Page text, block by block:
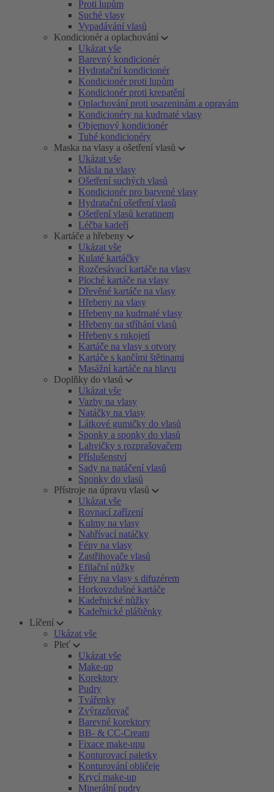
Proti lupům
Suché vlasy
Vypadávání vlasů
Kondicionér a oplachování
Ukázat vše
Barevný kondicionér
Hydratační kondicionér
Kondicionér proti lupům
Kondicionér proti krepatění
Oplachování proti usazeninám a opravám
Kondicionéry na kudrnaté vlasy
Objemový kondicionér
Tuhé kondicionéry
Maska na vlasy a ošetření vlasů
Ukázat vše
Másla na vlasy
Ošetření suchých vlasů
Kondicionér pro barvené vlasy
Hydratační ošetření vlasů
Ošetření vlasů keratinem
Léčba kadeří
Kartáče a hřebeny
Ukázat vše
Kulaté kartáčky
Rozčesávací kartáče na vlasy
Ploché kartáče na vlasy
Dřevěné kartáče na vlasy
Hřebeny na vlasy
Hřebeny na kudrnaté vlasy
Hřebeny na stříhání vlasů
Hřebeny s rukojetí
Kartáče na vlasy s otvory
Kartáče s kančími štětinami
Masážní kartáče na hlavu
Doplňky do vlasů
Ukázat vše
Vazby na vlasy
Natáčky na vlasy
Látkové gumičky do vlasů
Sponky a sponky do vlasů
Lahvičky s rozprašovačem
Příslušenství
Sady na natáčení vlasů
Sponky do vlasů
Přístroje na úpravu vlasů
Ukázat vše
Rovnací zařízení
Kulmy na vlasy
Nahřívací natáčky
Fény na vlasy
Zastřihovače vlasů
Efilační nůžky
Fény na vlasy s difuzérem
Horkovzdušné kartáče
Kadeřnické nůžky
Kadeřnické pláštěnky
Líčení
Ukázat vše
Pleť
Ukázat vše
Make-up
Korektory
Pudry
Tvářenky
Zvýrazňovač
Barevné korektory
BB- & CC-Cream
Fixace make-upu
Konturovací paletky
Konturování obličeje
Krycí make-up
Minerální pudry